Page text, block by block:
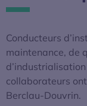
Conducteurs
maintenance, de
collaborateurs
Berclau-Douvrin.